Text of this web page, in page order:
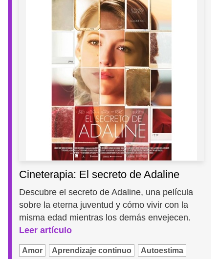
Cineterapia: El secreto de Adaline
Descubre el secreto de Adaline, una película
sobre la eterna juventud y cómo vivir con la
misma edad mientras los demás envejecen.
Leer artículo
Amor Aprendizaje continuo Autoestima